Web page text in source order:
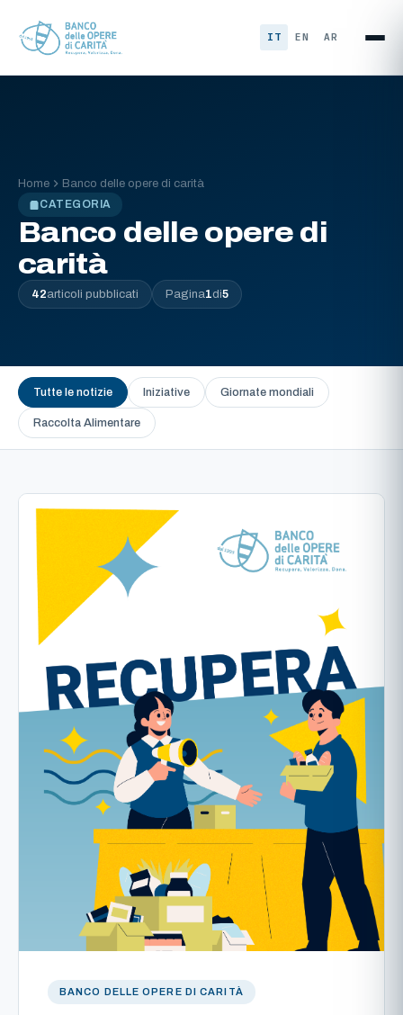
IT EN AR
Home
Banco delle opere di carità
CATEGORIA
Banco delle opere di
carità
42articoli pubblicati Pagina1di5
Tutte le notizie Iniziative Giornate mondiali
Raccolta Alimentare
BANCO DELLE OPERE DI CARITÀ